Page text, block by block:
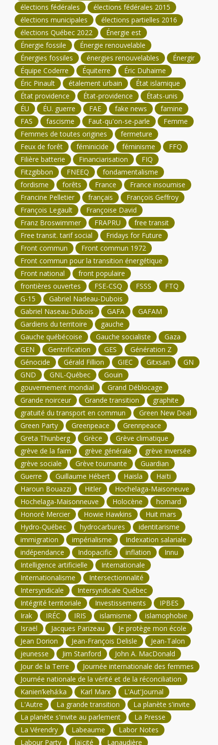
élections fédérales
élections fédérales 2015
élections municipales
élections partielles 2016
élections Québec 2022
Énergie est
Énergie fossile
Énergie renouvelable
Énergies fossiles
énergies renouvelables
Énergir
Équipe Coderre
Équiterre
Éric Duhaime
Éric Pinault
étalement urbain
État islamique
État providence
État-providence
États-unis
ÉU
ÉU. guerre FAE fake news
famine
FAS
fascisme Faut-qu'on-se-parle
Femme
Femmes de toutes origines
fermeture
Feux de forêt
féminicide féminisme
FFQ
Filière batterie
Financiarisation
FIQ
Fitzgibbon
FNEEQ
fondamentalisme
fordisme
forêts France
France insoumise
Francine Pelletier
français
François Geffroy
François Legault
Françoise David
Franz Broswimmer
FRAPRU
free transit
Free transit. tarif social
Fridays for Future
Front commun
Front commun 1972
Front commun pour la transition énergétique
Front national
front populaire
frontières ouvertes
FSE-CSQ FSSS
FTQ
G-15
Gabriel Nadeau-Dubois
Gabriel Naseau-Dubois
GAFA
GAFAM
Gardiens du territoire
gauche
Gauche québécoise
Gauche socialiste
Gaza
GEN
Gentrification GES
Génération Z
Génocide
Gérald Fillion GIEC Gitxsan
GN
GND
GNL-Québec
Gouin
gouvernement mondial
Grand Déblocage
Grande noirceur
Grande transition
graphite
gratuité du transport en commun
Green New Deal
Green Party
Greenpeace
Grennpeace
Greta Thunberg
Grèce
Grève climatique
grève de la faim
grève générale
grève inversée
grève sociale
Grève tournante
Guardian
Guerre
Guillaume Hébert Haisla
Haïti
Haroun Bouazzi
Hitler
Hochelaga-Maisoneuve
Hochelaga-Maisonneuve
Holocène
homard
Honoré Mercier
Howie Hawkins
Huit mars
Hydro-Québec
hydrocarbures
identitarisme
immigration
impérialisme
Indexation salariale
indépendance
Indopacific inflation
Innu
Intelligence artificielle
Internationale
Internationalisme
Intersectionnalité
Intersyndicale
Intersyndicale Québec
Intégrité territoriale
Investissements
IPBES
Irak
IRÉC IRIS islamisme
islamophobie
Israël
Jacques Parizeau
Je protège mon école
Jean Dorion
Jean-François Delisle
Jean-Talon
jeunesse
Jim Stanford
John A. MacDonald
Jour de la Terre
Journée internationale des femmes
Journée nationale de la vérité et de la réconciliation
Kanien’kehá:ka
Karl Marx
L'Aut'Journal
L'Autre
La grande transition
La planète s'invite
La planète s'invite au parlement
La Presse
La Vérendry
Labeaume
Labor Notes
Labour Party
laïcité Lanaudière